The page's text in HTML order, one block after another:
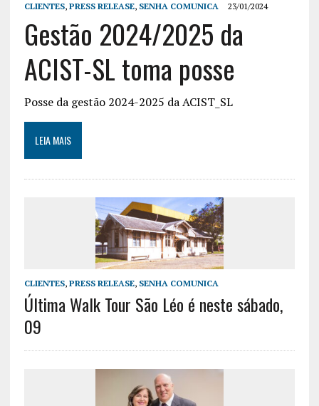
CLIENTES, PRESS RELEASE, SENHA COMUNICA 23/01/2024
Gestão 2024/2025 da
ACIST-SL toma posse
Posse da gestão 2024-2025 da ACIST_SL
LEIA MAIS
CLIENTES, PRESS RELEASE, SENHA COMUNICA
Última Walk Tour São Léo é neste sábado,
09